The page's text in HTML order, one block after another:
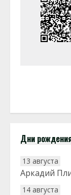
Дни
13 августа
Аркадий
14 августа